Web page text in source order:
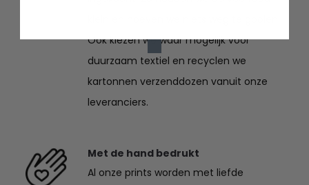
Ook kiezen we waar mogelijk voor
duurzaam textiel en recyclen we
kartonnen verzenddozen vanuit onze
leveranciers.
Met de hand bedrukt
Al onze prints worden met liefde